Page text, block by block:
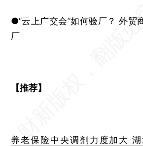
●“云上广交会”如何验厂？ 外贸
厂
【推荐】
养老保险中央调剂力度加大